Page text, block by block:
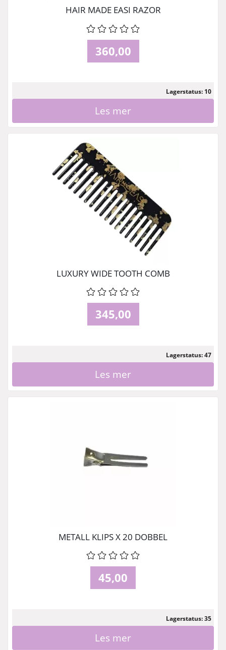
HAIR MADE EASI RAZOR
360,00
Lagerstatus: 10
Les mer
LUXURY WIDE TOOTH COMB
345,00
Lagerstatus: 47
Les mer
METALL KLIPS X 20 DOBBEL
45,00
Lagerstatus: 35
Les mer